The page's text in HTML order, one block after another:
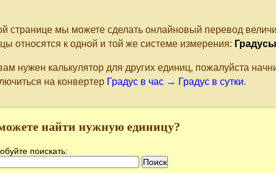
странице мы можете сделать онлайновый перевод
относятся к одной и той же системе измерения: Градусы
нужен калькулятор для других единиц, пожалуйста
на конвертер Градус в час → Градус в сутки.
найти нужную единицу?
поискать: